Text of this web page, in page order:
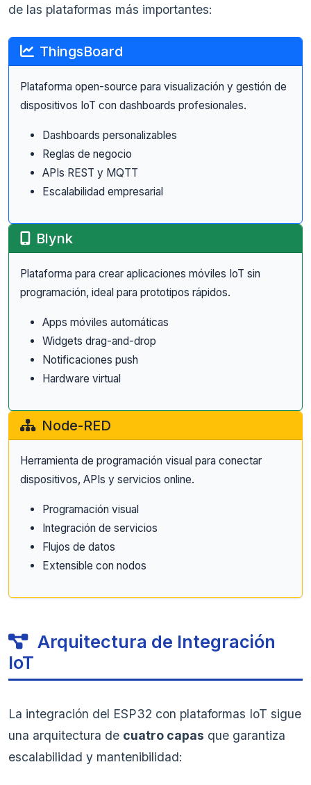
de las plataformas más importantes:
ThingsBoard
Plataforma open-source para visualización y gestión de
dispositivos IoT con dashboards profesionales.
Dashboards personalizables
Reglas de negocio
APIs REST y MQTT
Escalabilidad empresarial
Blynk
Plataforma para crear aplicaciones móviles IoT sin
programación, ideal para prototipos rápidos.
Apps móviles automáticas
Widgets drag-and-drop
Notificaciones push
Hardware virtual
Node-RED
Herramienta de programación visual para conectar
dispositivos, APIs y servicios online.
Programación visual
Integración de servicios
Flujos de datos
Extensible con nodos
Arquitectura de Integración
IoT
La integración del ESP32 con plataformas IoT sigue
una arquitectura de cuatro capas que garantiza
escalabilidad y mantenibilidad: